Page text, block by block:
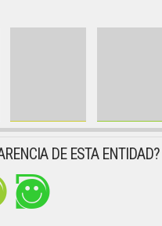
DE ESTA ENTIDAD?